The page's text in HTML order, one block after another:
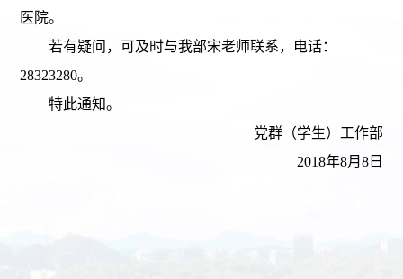
医院。
若有疑问，可及时与我部宋老师联系，电话：
28323280。
特此通知。
党群（学生）工作部
2018年8月 8日